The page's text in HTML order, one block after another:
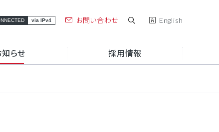
via IPv4 お問い合わせ English
知らせ 採用情報